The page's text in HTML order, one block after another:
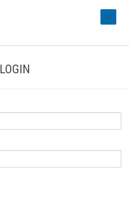
LOGIN